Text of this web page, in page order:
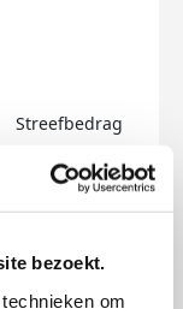
bezoekt.
om
Streefbedrag